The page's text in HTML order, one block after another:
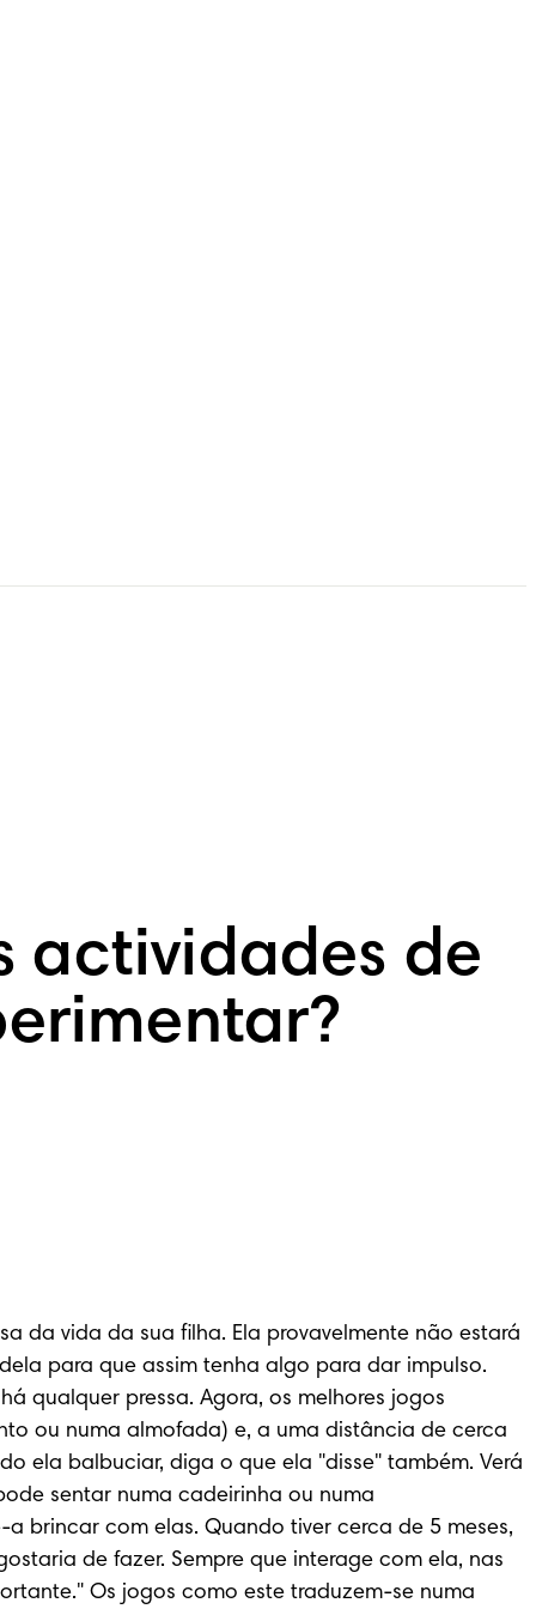
actividades de
da vida da sua filha. Ela provavelmente não estará
para que assim tenha algo para dar impulso.
qualquer pressa. Agora, os melhores jogos
ou numa almofada) e, a uma distância de cerca
ela balbuciar, diga o que ela "disse" também. Verá
sentar numa cadeirinha ou numa
brincar com elas. Quando tiver cerca de 5 meses,
de fazer. Sempre que interage com ela, nas
Os jogos como este traduzem-se numa